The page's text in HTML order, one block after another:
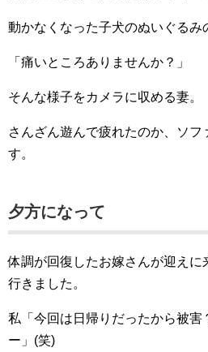
動かなくなった子犬のぬいぐるみ
「痛いところありませんか？」
そんな様子をカメラに収める妻。
さんざん遊んで疲れたのか、ソ
す。
夕方になって
体調が回復したお嫁さんが迎えに
行きました。
私「今回は日帰りだったから被害
ー」(笑)